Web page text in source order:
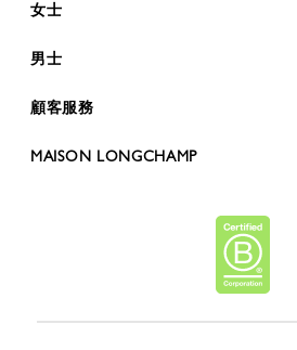
女士
男士
顧客服務
MAISON LONGCHAMP